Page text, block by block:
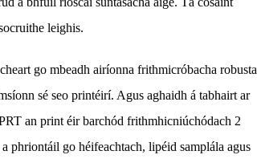
leighis.
go mbeadh airíonna frithmicróbacha robusta
sé seo printéirí. Agus aghaidh á tabhairt ar
an print éir barchód frithmhicniúchódach 2
phriontáil go héifeachtach, lipéid samplála agus